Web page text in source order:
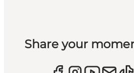
Share your